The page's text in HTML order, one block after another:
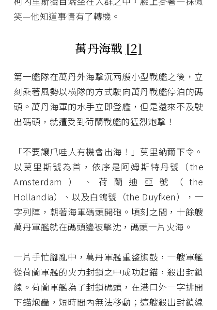
笑—他知道事情有了轉機。
萬丹海戰 [2]
第一艦隊在萬丹外海擊沉兩艘小型戰艦之後，立
刻乘著風勢以橫隊的方式駛向萬丹戰艦停泊的碼
頭。萬丹海軍的水手立即登艦，但是還來不及駛
出碼頭，就遭受到荷蘭戰艦的猛烈炮擊！
「不要讓爪哇人有機會出海！」莫里納爾下令。
以莫里斯號為首，依序是阿姆斯特丹號（the
Amsterdam）、荷蘭迪亞號（the
Hollandia）、以及白鴿號（the Duyfken），一
字列陣，朝著海軍碼頭開砲。頃刻之間，十餘艘
萬丹軍艦就在碼頭邊被擊沈，碼頭一片火海。
一片手忙腳亂中，萬丹軍艦重整旗鼓，一艘軍艦
從荷蘭軍艦的火力封鎖之中成功起錨，殺出封鎖
線。荷蘭軍艦為了封鎖碼頭，在港口外一字排開
下錨炮轟，短時間內無法移動；這艘殺出封鎖線